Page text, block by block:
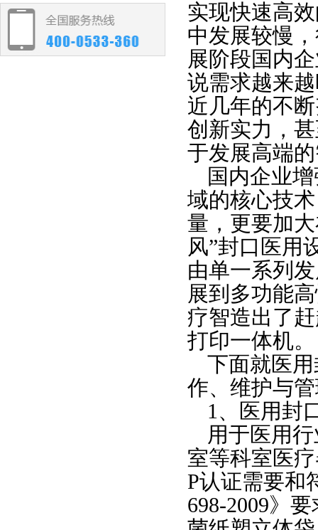
实现快速高
中发展较慢
展阶段国内
说需求越来
近几年的不
创新实力，
于发展高端
国内企业
域的核心技
量，更要加
风”封口医用
由单一系列
展到多功能
疗智造出了
打印一体机。
下面就医
作、维护与
1、
医用封
用于医用
室等科室医
P认证需要和
698-2009》